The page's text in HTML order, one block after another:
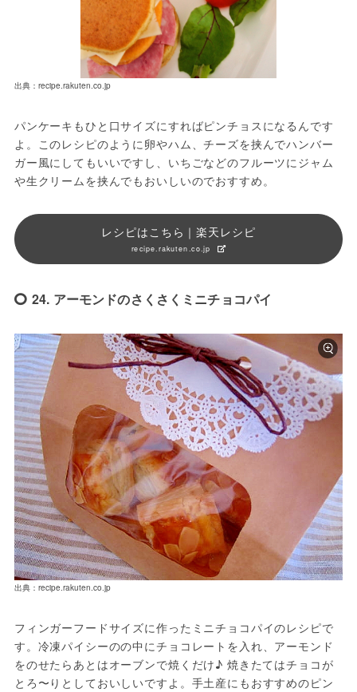
出典：recipe.rakuten.co.jp
パンケーキもひと口サイズにすればピンチョスになるんです
よ。このレシピのように卵やハム、チーズを挟んでハンバー
ガー風にしてもいいですし、いちごなどのフルーツにジャム
や生クリームを挟んでもおいしいのでおすすめ。
レシピはこちら｜楽天レシピ
recipe.rakuten.co.jp
24. アーモンドのさくさくミニチョコパイ
出典：recipe.rakuten.co.jp
フィンガーフードサイズに作ったミニチョコパイのレシピで
す。冷凍パイシーのの中にチョコレートを入れ、アーモンド
をのせたらあとはオーブンで焼くだけ♪ 焼きたてはチョコが
とろ〜りとしておいしいですよ。手土産にもおすすめのピン